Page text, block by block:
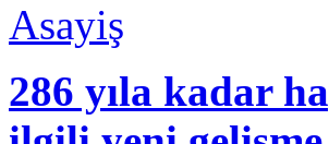
Asayiş
286 yıla kadar